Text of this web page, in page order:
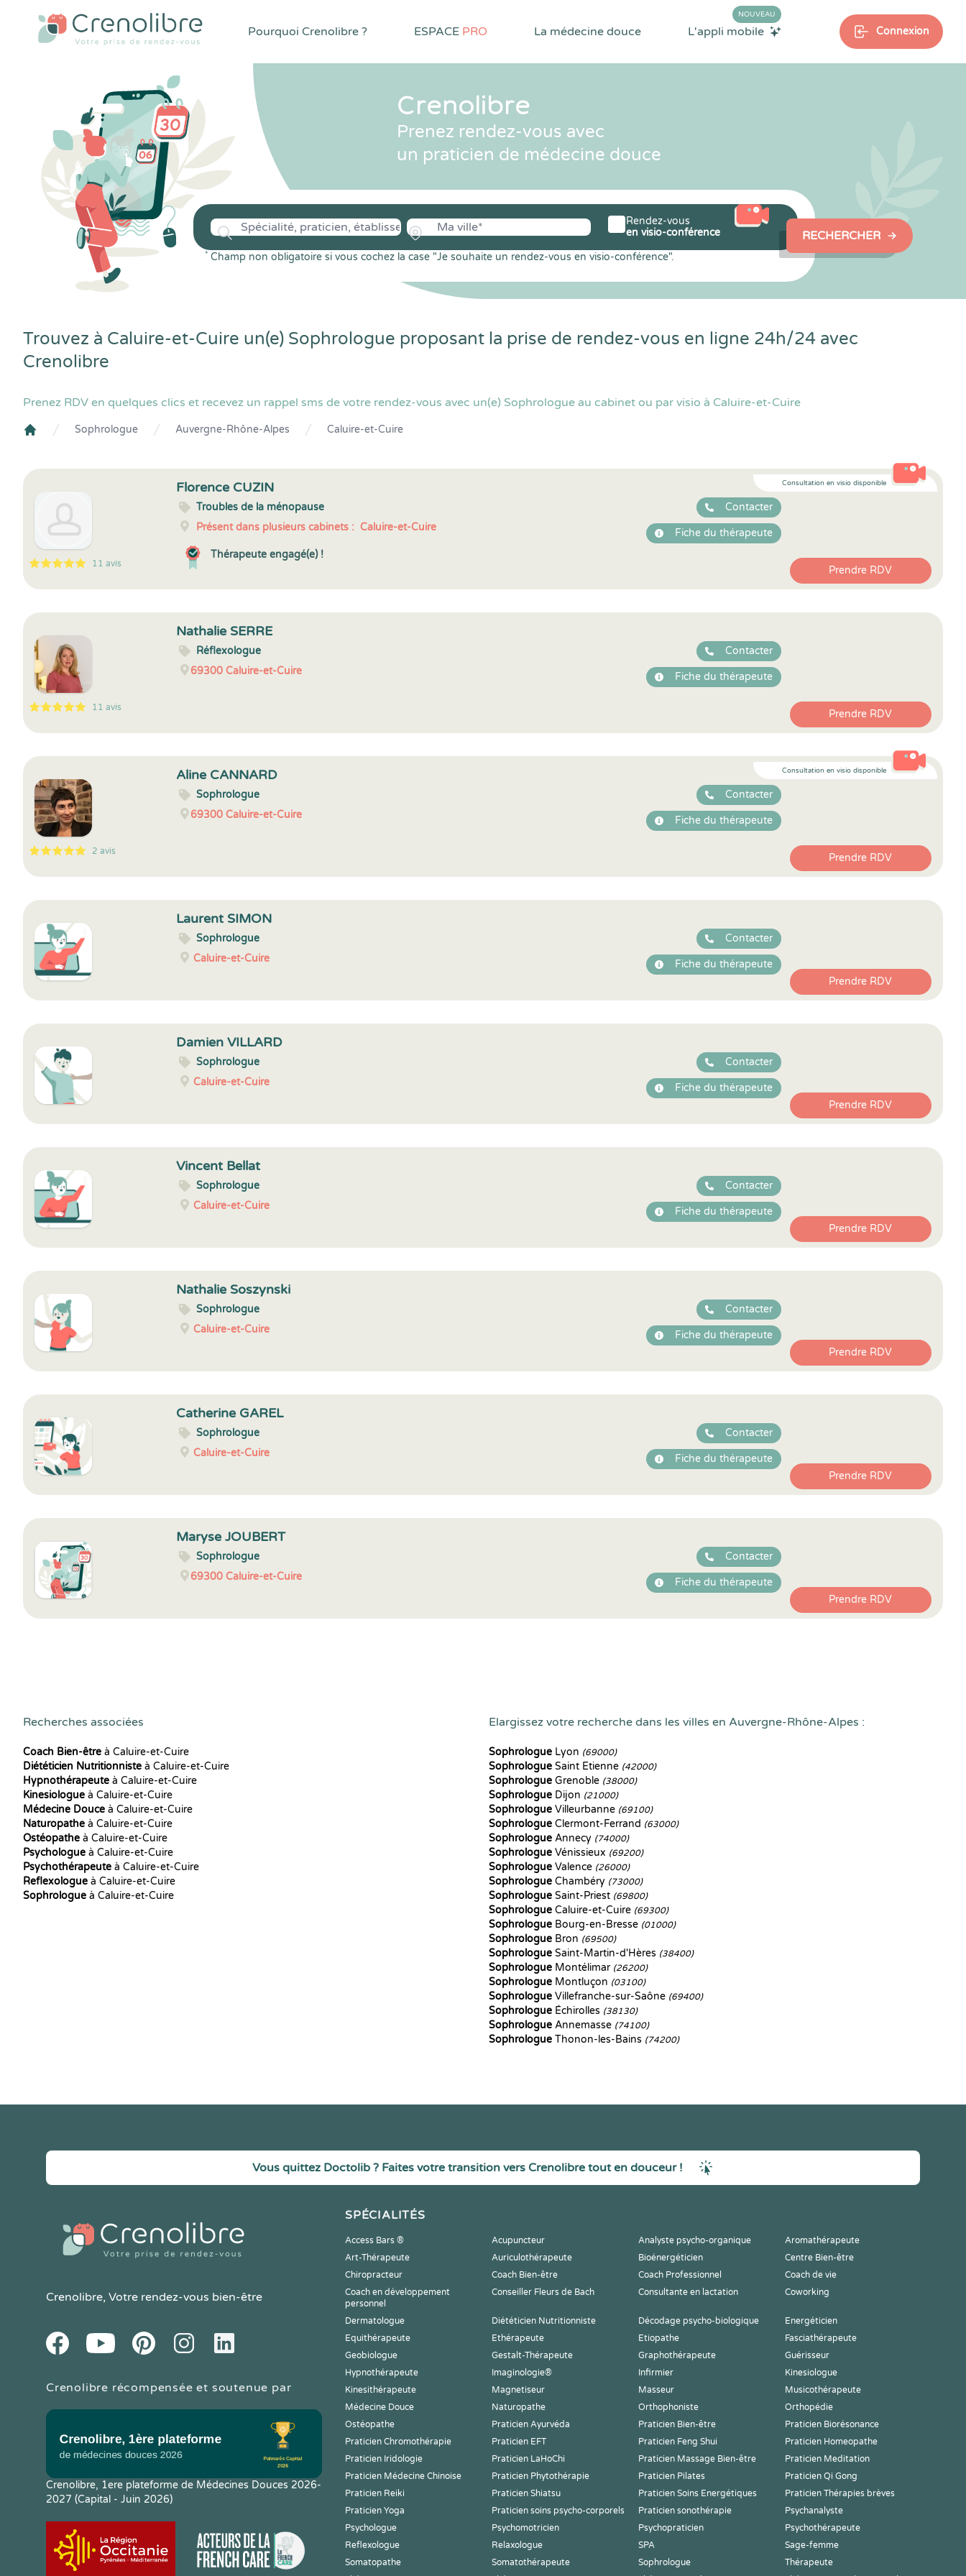
Pourquoi Crenolibre ? ESPACE PRO La médecine douce L'appli mobile
NOUVEAU
Connexion
Crenolibre
Prenez rendez-vous avec
un praticien de médecine douce
* Champ non obligatoire si vous cochez la case "Je souhaite un rendez-vous en visio-conférence".
Rendez-vous
en visio-conférence
RECHERCHER
Trouvez à Caluire-et-Cuire un(e) Sophrologue proposant la prise de rendez-vous en ligne 24h/24 avec
Crenolibre
Prenez RDV en quelques clics et recevez un rappel sms de votre rendez-vous avec un(e) Sophrologue au cabinet ou par visio à Caluire-et-Cuire
Sophrologue Auvergne-Rhône-Alpes Caluire-et-Cuire
Consultation en visio disponible
5
1
5
11 11 avis
Florence CUZIN
Troubles de la ménopause
Présent dans plusieurs cabinets : Caluire-et-Cuire
Thérapeute engagé(e) !
Contacter
Fiche du thérapeute
Prendre RDV
5
1
5
11 11 avis
Nathalie SERRE
Réflexologue
69300Caluire-et-Cuire
Contacter
Fiche du thérapeute
Prendre RDV
Consultation en visio disponible
5
1
5
2 2 avis
Aline CANNARD
Sophrologue
69300Caluire-et-Cuire
Contacter
Fiche du thérapeute
Prendre RDV
Laurent SIMON
Sophrologue
Caluire-et-Cuire
Contacter
Fiche du thérapeute
Prendre RDV
Damien VILLARD
Sophrologue
Caluire-et-Cuire
Contacter
Fiche du thérapeute
Prendre RDV
Vincent Bellat
Sophrologue
Caluire-et-Cuire
Contacter
Fiche du thérapeute
Prendre RDV
Nathalie Soszynski
Sophrologue
Caluire-et-Cuire
Contacter
Fiche du thérapeute
Prendre RDV
Catherine GAREL
Sophrologue
Caluire-et-Cuire
Contacter
Fiche du thérapeute
Prendre RDV
Maryse JOUBERT
Sophrologue
69300Caluire-et-Cuire
Contacter
Fiche du thérapeute
Prendre RDV
Recherches associées
Coach Bien-être à Caluire-et-Cuire
Diététicien Nutritionniste à Caluire-et-Cuire
Hypnothérapeute à Caluire-et-Cuire
Kinesiologue à Caluire-et-Cuire
Médecine Douce à Caluire-et-Cuire
Naturopathe à Caluire-et-Cuire
Ostéopathe à Caluire-et-Cuire
Psychologue à Caluire-et-Cuire
Psychothérapeute à Caluire-et-Cuire
Reflexologue à Caluire-et-Cuire
Sophrologue à Caluire-et-Cuire
Elargissez votre recherche dans les villes en Auvergne-Rhône-Alpes :
Sophrologue Lyon (69000)
Sophrologue Saint Etienne (42000)
Sophrologue Grenoble (38000)
Sophrologue Dijon (21000)
Sophrologue Villeurbanne (69100)
Sophrologue Clermont-Ferrand (63000)
Sophrologue Annecy (74000)
Sophrologue Vénissieux (69200)
Sophrologue Valence (26000)
Sophrologue Chambéry (73000)
Sophrologue Saint-Priest (69800)
Sophrologue Caluire-et-Cuire (69300)
Sophrologue Bourg-en-Bresse (01000)
Sophrologue Bron (69500)
Sophrologue Saint-Martin-d'Hères (38400)
Sophrologue Montélimar (26200)
Sophrologue Montluçon (03100)
Sophrologue Villefranche-sur-Saône (69400)
Sophrologue Échirolles (38130)
Sophrologue Annemasse (74100)
Sophrologue Thonon-les-Bains (74200)
Vous quittez Doctolib ? Faites votre transition vers Crenolibre tout en douceur !
Crenolibre, Votre rendez-vous bien-être
FacebookYoutube PinteresetInstagramLinkedIn
Crenolibre récompensée et soutenue par
Crenolibre, 1ere plateforme de Médecines Douces 2026-
2027 (Capital - Juin 2026)
SPÉCIALITÉS
Access Bars ® Acupuncteur Analyste psycho-organique
Aromathérapeute
Art-Thérapeute
Auriculothérapeute Bioénergéticien
Centre Bien-être
Chiropracteur
Coach Bien-être Coach Professionnel
Coach de vie
Coach en développement
personnel
Conseiller Fleurs de Bach Consultante en lactation Coworking
Dermatologue Diététicien Nutritionniste Décodage psycho-biologique
Energéticien
Equithérapeute
Ethérapeute Etiopathe
Fasciathérapeute
Geobiologue
Gestalt-Thérapeute Graphothérapeute
Guérisseur
Hypnothérapeute
Imaginologie® Infirmier
Kinesiologue
Kinesithérapeute
Magnetiseur Masseur
Musicothérapeute
Médecine Douce
Naturopathe Orthophoniste
Orthopédie
Ostéopathe
Praticien Ayurvéda Praticien Bien-être
Praticien Biorésonance
Praticien Chromothérapie
Praticien EFT Praticien Feng Shui
Praticien Homeopathe
Praticien Iridologie
Praticien LaHoChi Praticien Massage Bien-être
Praticien Meditation
Praticien Médecine Chinoise
Praticien Phytothérapie Praticien Pilates
Praticien Qi Gong
Praticien Reiki
Praticien Shiatsu Praticien Soins Energétiques
Praticien Thérapies brèves
Praticien Yoga
Praticien soins psycho-corporels Praticien sonothérapie
Psychanalyste
Psychologue
Psychomotricien Psychopraticien
Psychothérapeute
Reflexologue
Relaxologue SPA
Sage-femme
Somatopathe
Somatothérapeute Sophrologue
Thérapeute